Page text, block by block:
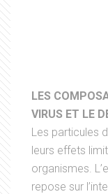
LES
VIRUS ET LE
Les particules
leurs effets
organismes.
repose sur